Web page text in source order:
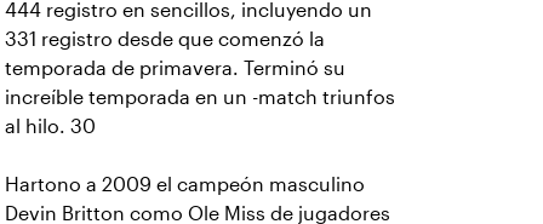
444 registro en sencillos, incluyendo un
331 registro desde que comenzó la
temporada de primavera. Terminó su
increíble temporada en un -match triunfos
al hilo. 30
Hartono a 2009 el campeón masculino
Devin Britton como Ole Miss de jugadores